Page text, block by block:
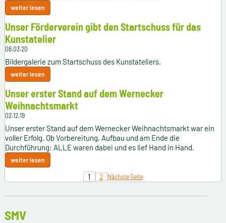
weiter lesen
Unser Förderverein gibt den Startschuss für das
Kunstatelier
08.03.20
Bildergalerie zum Startschuss des Kunstateliers.
weiter lesen
Unser erster Stand auf dem Wernecker
Weihnachtsmarkt
02.12.19
Unser erster Stand auf dem Wernecker Weihnachtsmarkt war ein
voller Erfolg. Ob Vorbereitung, Aufbau und am Ende die
Durchführung: ALLE waren dabei und es lief Hand in Hand.
weiter lesen
1 2 Nächste Seite
SMV